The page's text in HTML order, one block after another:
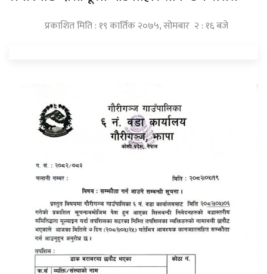
प्रकाशित मिति : १९ कार्तिक २०७५, सोमबार २ : १६ बजे